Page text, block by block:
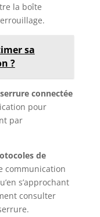
la boîte
sa
?
connectée
pour
par
de
communication
s’approchant
consulter